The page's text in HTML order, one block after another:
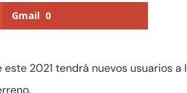
Gmail 0
2021 tendrá nuevos usuarios